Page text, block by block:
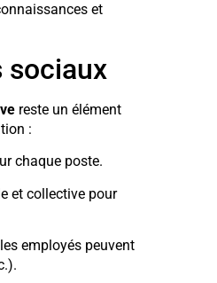
et
sociaux
reste un élément
:
chaque poste.
et collective pour
employés peuvent